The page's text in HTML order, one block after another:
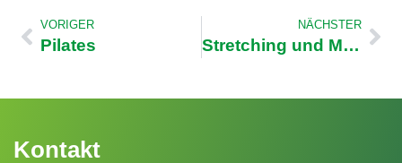
VORIGER
Pilates
NÄCHSTER
Stretching und Mobilität (für Männer)
Kontakt